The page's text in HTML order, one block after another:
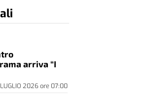
arriva “I
2026ore 07:00